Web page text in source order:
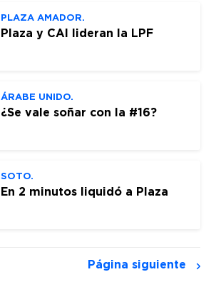
PLAZA AMADOR.
Plaza y CAI lideran la LPF
ÁRABE UNIDO.
¿Se vale soñar con la #16?
SOTO.
En 2 minutos liquidó a Plaza
Página siguiente